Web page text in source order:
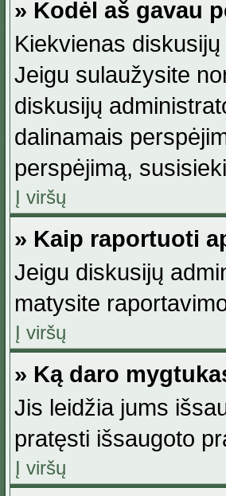
» Kodėl aš gavau
Kiekvienas
Jeigu sulaužysite
diskusijų
dalinamais
perspėjimą,
Į viršų
» Kaip raportuoti
Jeigu diskusijų
matysite
Į viršų
» Ką daro
Jis leidžia jums
pratęsti išsaugoto
Į viršų